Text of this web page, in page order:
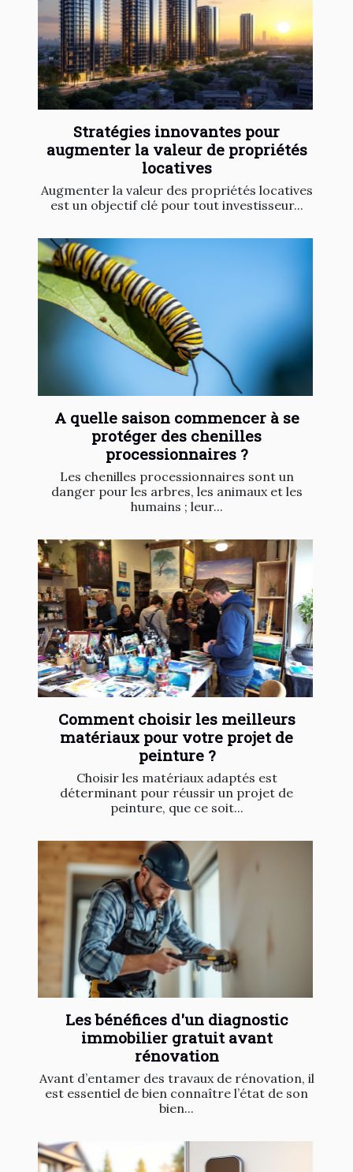
Stratégies innovantes pour
augmenter la valeur de propriétés
locatives
Augmenter la valeur des propriétés locatives
est un objectif clé pour tout investisseur...
A quelle saison commencer à se
protéger des chenilles
processionnaires ?
Les chenilles processionnaires sont un
danger pour les arbres, les animaux et les
humains ; leur...
Comment choisir les meilleurs
matériaux pour votre projet de
peinture ?
Choisir les matériaux adaptés est
déterminant pour réussir un projet de
peinture, que ce soit...
Les bénéfices d'un diagnostic
immobilier gratuit avant
rénovation
Avant d’entamer des travaux de rénovation, il
est essentiel de bien connaître l’état de son
bien...